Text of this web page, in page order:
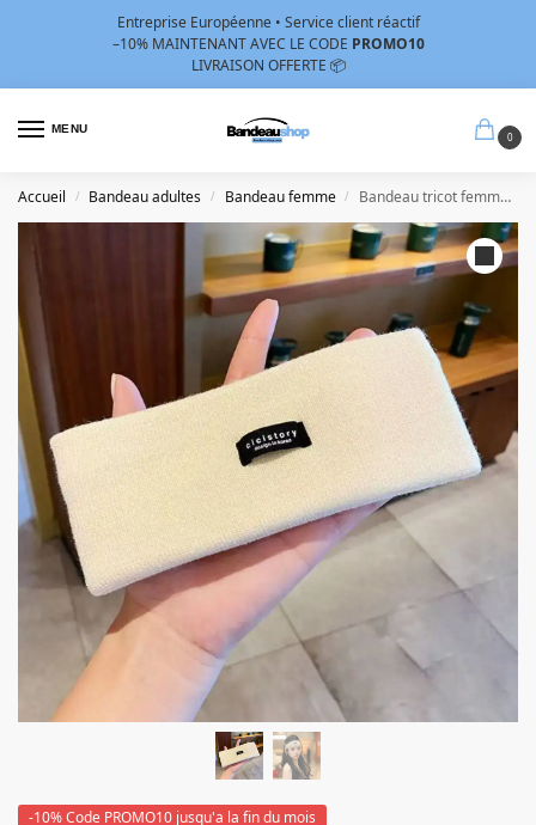
Entreprise Européenne • Service client réactif
–10% MAINTENANT AVEC LE CODE PROMO10
LIVRAISON OFFERTE 📦
MENU
0
Accueil / Bandeau adultes / Bandeau femme / Bandeau tricot femme Blanc
-10% Code PROMO10 jusqu'a la fin du mois